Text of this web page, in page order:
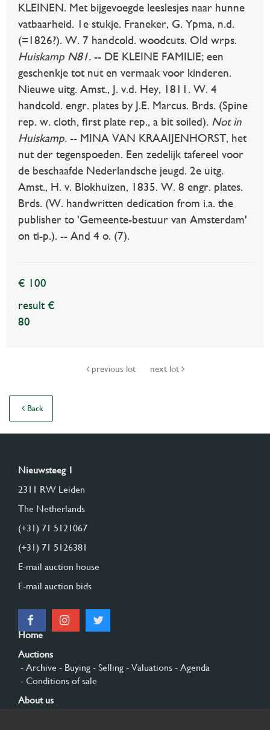
KLEINEN. Met bijgevoegde leeslesjes naar hunne
vatbaarheid. 1e stukje. Franeker, G. Ypma, n.d.
(=1826?). W. 7 handcold. woodcuts. Old wrps.
Huiskamp N81. -- DE KLEINE FAMILIE; een
geschenkje tot nut en vermaak voor kinderen.
Nieuwe uitg. Amst., J. v.d. Hey, 1811. W. 4
handcold. engr. plates by J.E. Marcus. Brds. (Spine
rep. w. cloth, first plate rep., a bit soiled). Not in
Huiskamp. -- MINA VAN KRAAIJENHORST, het
nut der tegenspoeden. Een zedelijk tafereel voor
de beschaafde Nederlandsche jeugd. 2e uitg.
Amst., H. v. Blokhuizen, 1835. W. 8 engr. plates.
Brds. (W. handwritten dedication from i.a. the
publisher to 'Gemeente-bestuur van Amsterdam'
on ti-p.). -- And 4 o. (7).
€ 100
result €
80
previous lot next lot
Back
Nieuwsteeg 1
2311 RW Leiden
The Netherlands
(+31) 71 5121067
(+31) 71 5126381
E-mail auction house
E-mail auction bids
Home
Auctions
- Archive - Buying - Selling - Valuations - Agenda
- Conditions of sale
About us